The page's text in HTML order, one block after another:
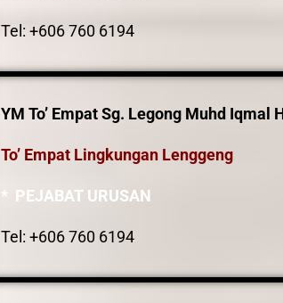
Tel: +606 760 6194
YM To’ Empat Sg. Legong Muhd Iqmal
To’ Empat Lingkungan Lenggeng
* PEJABAT URUSAN
Tel: +606 760 6194